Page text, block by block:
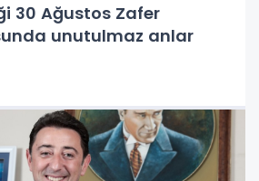
30 Ağustos Zafer
unutulmaz anlar